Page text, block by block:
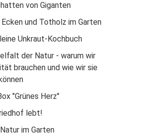
von Giganten
und Totholz im Garten
Unkraut-Kochbuch
der Natur - warum wir
brauchen und wie wir sie
"Grünes Herz"
lebt!
im Garten